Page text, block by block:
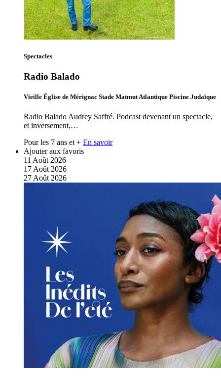
Spectacles
Radio Balado
Vieille Église de Mérignac Stade Matmut Atlantique Piscine Judaïque
Radio Balado Audrey Saffré. Podcast devenant un spectacle,
et inversement,…
Pour les 7 ans et + En savoir
Ajouter aux favoris
11 Août 2026
17 Août 2026
27 Août 2026